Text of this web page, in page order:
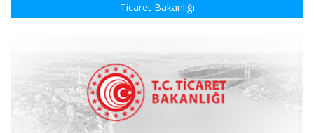
Ticaret Bakanlığı